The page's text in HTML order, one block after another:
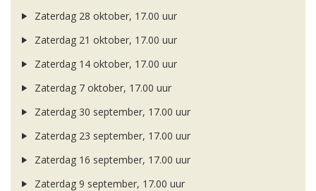
Zaterdag 28 oktober, 17.00 uur
Zaterdag 21 oktober, 17.00 uur
Zaterdag 14 oktober, 17.00 uur
Zaterdag 7 oktober, 17.00 uur
Zaterdag 30 september, 17.00 uur
Zaterdag 23 september, 17.00 uur
Zaterdag 16 september, 17.00 uur
Zaterdag 9 september, 17.00 uur